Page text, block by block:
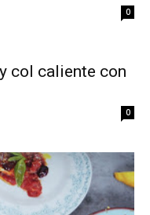
0
col caliente con
0